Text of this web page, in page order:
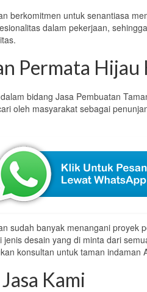
berkomitmen untuk senantiasa
dalam pekerjaan,
Permata Hijau
bidang Jasa Pembuatan
oleh masyarakat sebagai
sudah banyak menangani proyek
desain yang di minta dari
konsultan untuk taman indaman
Kami